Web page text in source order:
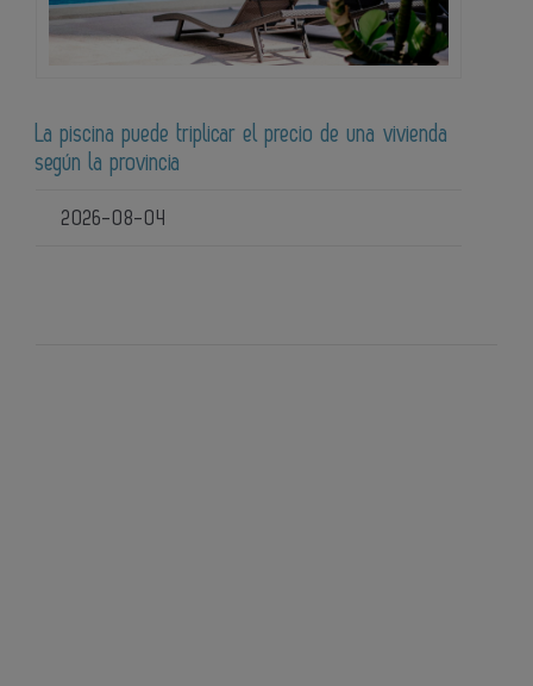
La piscina puede triplicar el precio de una vivienda
según la provincia
2026-08-04